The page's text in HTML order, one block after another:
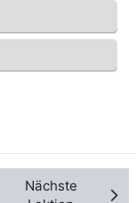
Nächste